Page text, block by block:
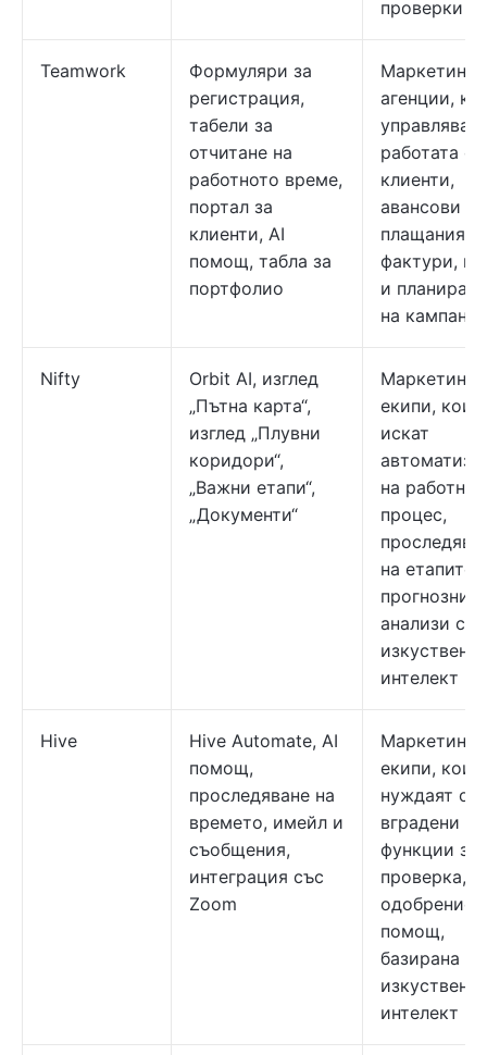
проверки
Teamwork
Формуляри за
регистрация,
табели за
отчитане на
работното време,
портал за
клиенти, AI
помощ, табла за
портфолио
агенции,
управляват
работата с
клиенти,
авансови
плащания и
фактури,
и
на
Nifty
Orbit AI, изглед
„Пътна карта“,
изглед „Плувни
коридори“,
„Важни етапи“,
„Документи“
Маркетинг
екипи,
искат
на работния
процес,
на етапите
прогнозни
анализи с
изкуствен
интелект
Hive
Hive Automate, AI
помощ,
проследяване на
времето, имейл и
съобщения,
интеграция със
Zoom
Маркетинг
екипи,
нуждаят от
вградени
функции за
проверка,
одобрение
помощ,
базирана на
изкуствен
интелект